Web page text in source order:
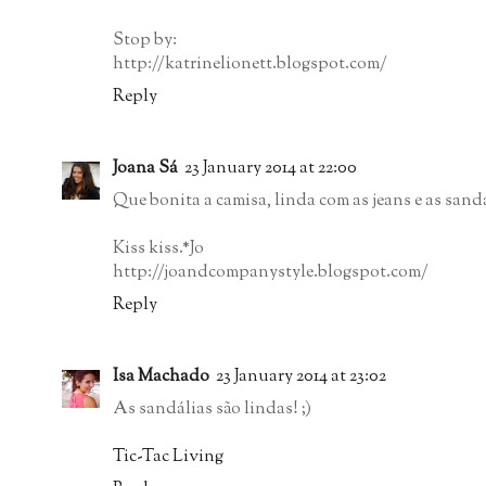
Stop by:
http://katrinelionett.blogspot.com/
Reply
Joana Sá 23 January 2014 at 22:00
Que bonita a camisa, linda com as jeans e as
Kiss kiss.*Jo
http://joandcompanystyle.blogspot.com/
Reply
Isa Machado 23 January 2014 at 23:02
As sandálias são lindas! ;)
Tic-Tac Living